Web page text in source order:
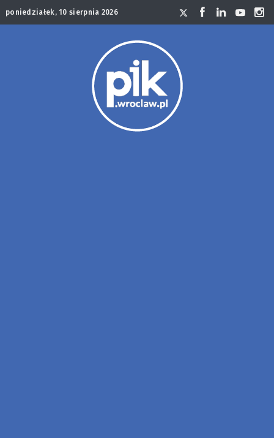
poniedziałek, 10 sierpnia 2026